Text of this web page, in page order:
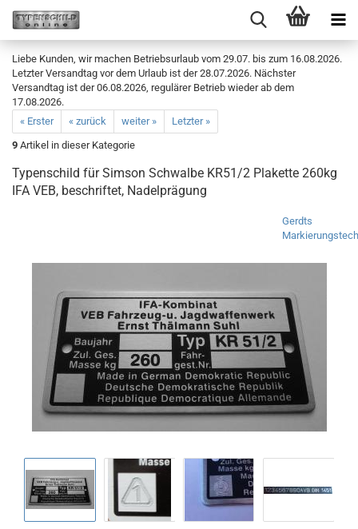
Liebe Kunden, wir machen Betriebsurlaub vom 29.07. bis zum 16.08.2026.
Letzter Versandtag vor dem Urlaub ist der 28.07.2026. Nächster
Versandtag ist der 06.08.2026, regulärer Betrieb wieder ab dem
17.08.2026.
« Erster
« zurück weiter »
Letzter »
9 Artikel in dieser Kategorie
Typenschild für Simson Schwalbe KR51/2 Plakette 260kg
IFA VEB, beschriftet, Nadelprägung
Gerdts